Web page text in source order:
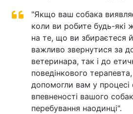
"Якщо ваш собака
коли ви робите будь-які
на те, що ви збираєтеся
важливо звернутися за
ветеринара, так і до
поведінкового
допомогли вам у
впевненості вашого
перебування наодинці".